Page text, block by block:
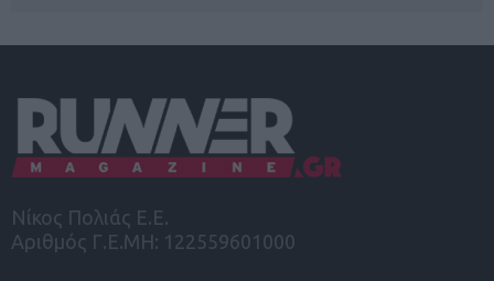
Νίκος Πολιάς Ε.Ε.
Αριθμός Γ.Ε.ΜΗ: 122559601000